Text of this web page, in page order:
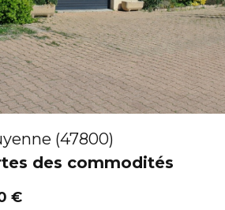
(47800)
des commodités
€